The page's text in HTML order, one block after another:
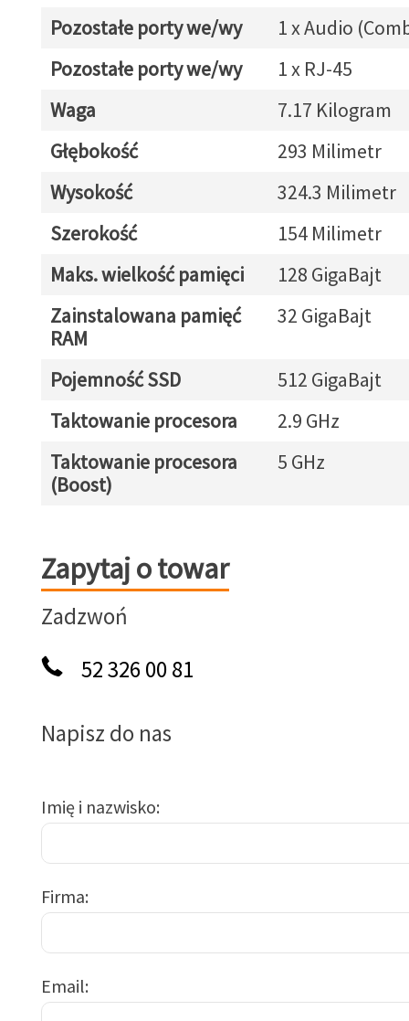
Pozostałe porty we/wy
1 x Audio
Pozostałe porty we/wy
1 x RJ-45
Waga
7.17 Kilogram
Głębokość
293 Milimetr
Wysokość
324.3 Milimetr
Szerokość
154 Milimetr
Maks. wielkość pamięci
128 GigaBajt
Zainstalowana pamięć
RAM
32 GigaBajt
Pojemność SSD
512 GigaBajt
Taktowanie procesora
2.9 GHz
Taktowanie procesora
(Boost)
5 GHz
Zapytaj o towar
Zapytaj o towar
Zadzwoń
52 326 00 81
Napisz do nas
Imię i nazwisko
Firma
Email